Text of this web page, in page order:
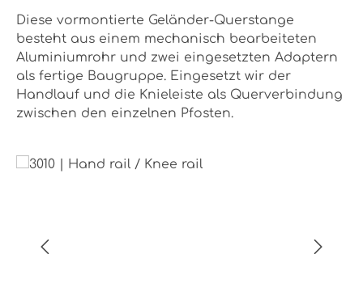
Diese vormontierte Geländer-Querstange
besteht aus einem mechanisch bearbeiteten
Aluminiumrohr und zwei eingesetzten Adaptern
als fertige Baugruppe. Eingesetzt wir der
Handlauf und die Knieleiste als Querverbindung
zwischen den einzelnen Pfosten.
Skip image gallery